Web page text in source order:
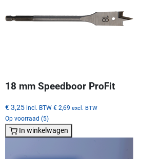
18 mm Speedboor ProFit
€ 3,25 incl. BTW € 2,69 excl. BTW
Op voorraad (5)
In winkelwagen